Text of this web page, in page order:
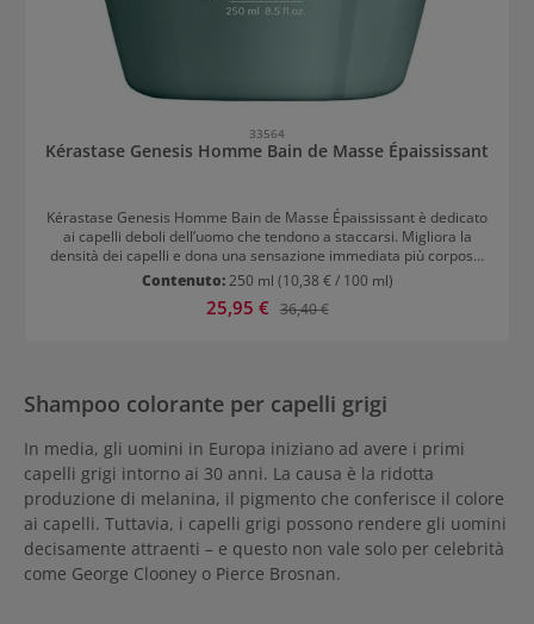
33564
Kérastase Genesis Homme Bain de Masse Épaississant
Kérastase Genesis Homme Bain de Masse Épaississant è dedicato
ai capelli deboli dell’uomo che tendono a staccarsi. Migliora la
densità dei capelli e dona una sensazione immediata più corposa.
Kérastase Genesis Homme Bain de Masse Épaississant benefici La
formula dello shampoo Kérastase Genesis Homme Bain de Masse
Épaississant è arricchita con cheratina ed estratto di radici di
sui capelli bagnati, emulsionare e massaggiare delicatamente.
Contenuto:250 ml (10,38 € / 100 ml)
Prezzo di vendita:
25,95 € Prezzo normale:
36,40 €
Shampoo colorante per capelli grigi
In media, gli uomini in Europa iniziano ad avere i primi
capelli grigi intorno ai 30 anni. La causa è la ridotta
produzione di melanina, il pigmento che conferisce il colore
ai capelli. Tuttavia, i capelli grigi possono rendere gli uomini
decisamente attraenti – e questo non vale solo per celebrità
come George Clooney o Pierce Brosnan.